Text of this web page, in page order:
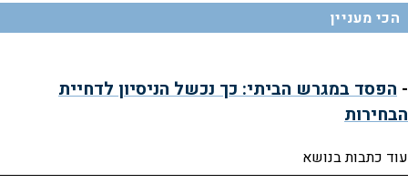
הכי מעניין
- הפסד במגרש הביתי: כך נכשל הניסיון לדחיית
הבחירות
עוד כתבות בנושא